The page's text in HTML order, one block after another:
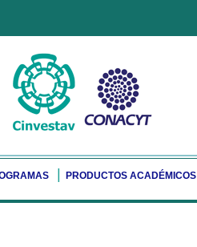
PRODUCTOS ACADÉMICOS